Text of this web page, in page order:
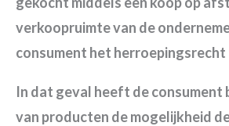
verkoopruimte van de
consument het
In dat geval heeft de consument
van producten de mogelijkheid